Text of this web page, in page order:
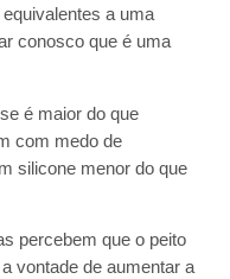
a uma
conosco que é uma
é maior do que
com medo de
silicone menor do que
percebem que o peito
vontade de aumentar a